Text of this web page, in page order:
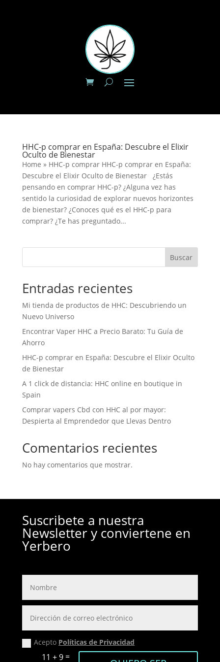
HHC-p comprar en España: Descubre el Elixir
Oculto de Bienestar
Home » HHC-p comprar HHC-p comprar en España:
Descubre el Elixir Oculto de Bienestar ¿Estás
pensando en comprar HHC-p? ¿Alguna vez has
sentido la curiosidad de explorar nuevos horizontes
de bienestar? ¿Conoces qué es el HHC-p para
comprar? ¿Te has preguntado...
Buscar
Entradas recientes
Mi tienda de productos de HHC: Descubriendo un
Nuevo Universo
Encontrar Vaper HHC a Precio Barato: Tu Guía de
Ahorro
HHC-p comprar en España: Descubre el Elixir Oculto
de Bienestar
A 1 click de distancia: HHC online en boutique in
Spain
Comprar vapers Cbd con HHC al por mayor:
Despierta al Emprendedor que Llevas Dentro
Comentarios recientes
No hay comentarios que mostrar.
Suscribete a nuestra
Newsletter y conviertene en
Yerbero
Acepto Políticas de Privacidad
11 + 9=